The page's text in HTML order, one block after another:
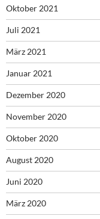
Oktober 2021
Juli 2021
März 2021
Januar 2021
Dezember 2020
November 2020
Oktober 2020
August 2020
Juni 2020
März 2020